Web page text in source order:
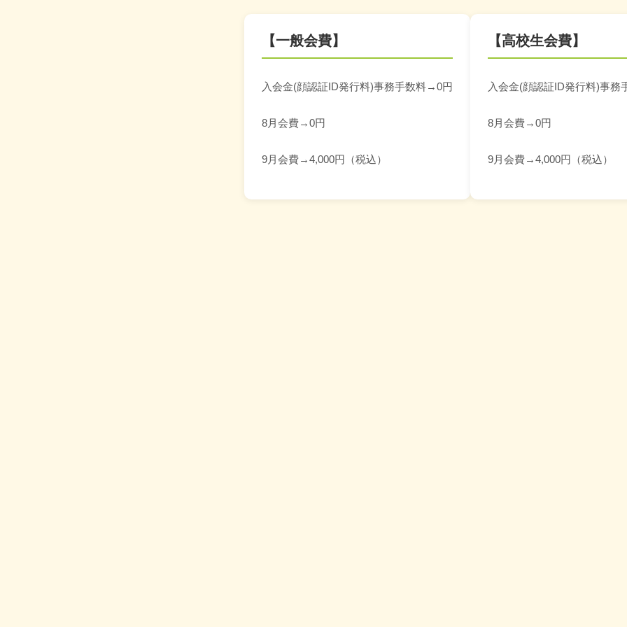
【一般会費】
入会金(顔認証ID発行料)事務手数料→0円
8月会費→0円
9月会費→4,000円（税込）
【高校生会費】
入会金(顔認証ID発行料)事務
8月会費→0円
9月会費→4,000円（税込）